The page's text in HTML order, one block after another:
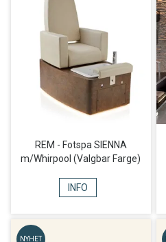
REM - Fotspa SIENNA
m/Whirpool (Valgbar Farge)
INFO
NYHET